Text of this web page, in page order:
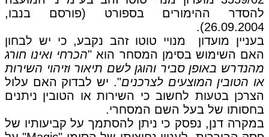
להסדר ההימורים בספורט (פורסם בנבו,
26.09.2004).
בעניין מועדון מנויי טוטו זהב נקבע, כי יש לבחון
האם השימוש בסימן המסחר הוא "הכרחי ואינו חורג
מהנדרש באופן סביר והוגן לשם תיאור וזיהוי השירות
או הטובין המוצעים לצרכנים". יש לבדוק האם עלול
הצרכן בטעות לחשוב כי השירות או הטובין ניתנים
בחסותו של בעל השם המסחרי.
במקרה דנן, נפסק כי ניתן להסתמך על קביעותיו של